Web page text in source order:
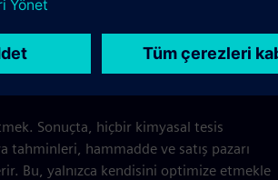
Sonuçta, hiçbir kimyasal tesis
tahminleri, hammadde ve satış pazarı
Bu, yalnızca kendisini optimize etmekle